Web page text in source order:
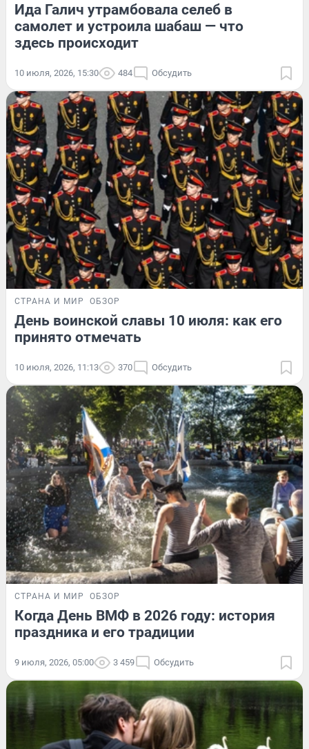
Ида Галич утрамбовала селеб в
самолет и устроила шабаш — что
здесь происходит
10 июля, 2026, 15:30 484 Обсудить
СТРАНА И МИР ОБЗОР
День воинской славы 10 июля: как его
принято отмечать
10 июля, 2026, 11:13 370 Обсудить
СТРАНА И МИР ОБЗОР
Когда День ВМФ в 2026 году: история
праздника и его традиции
9 июля, 2026, 05:00 3 459 Обсудить